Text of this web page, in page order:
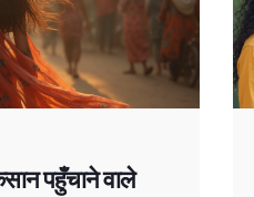
पहुँचाने वाले